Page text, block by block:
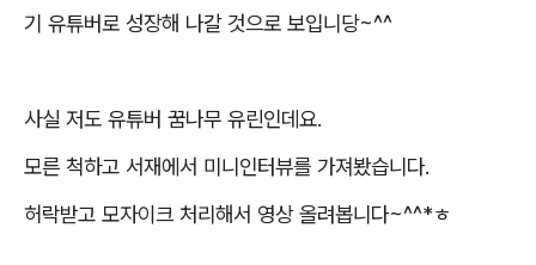
기 유튜버로 성장해 나갈 것으로 보입니당~^^
사실 저도 유튜버 꿈나무 유린인데요.
모른 척하고 서재에서 미니인터뷰를 가져봤습니다.
허락받고 모자이크 처리해서 영상 올려봅니다~^^*ㅎ